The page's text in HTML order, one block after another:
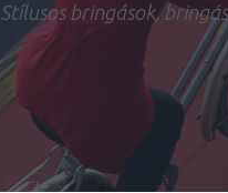
Stílusos bringások,